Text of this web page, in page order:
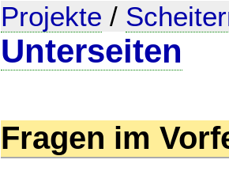
Projekte /
Unterseiten
Fragen im